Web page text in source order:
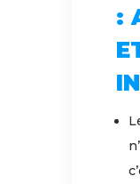
: